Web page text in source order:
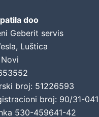
doo
Geberit servis
Luštica
broj: 51226593
broj: 90/31-
530-459641-42